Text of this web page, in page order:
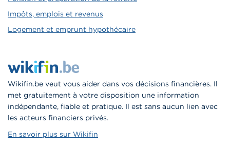
Impôts, emplois et revenus
Logement et emprunt hypothécaire
Wikifin.be veut vous aider dans vos décisions financières. Il
met gratuitement à votre disposition une information
indépendante, fiable et pratique. Il est sans aucun lien avec
les acteurs financiers privés.
En savoir plus sur Wikifin